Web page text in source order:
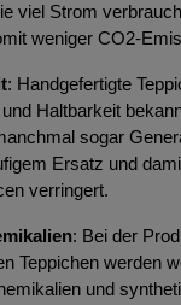
viel Strom
weniger CO2-
: Handgefertigte
Haltbarkeit
sogar
Ersatz und
verringert.
: Bei der
Teppichen werden
und